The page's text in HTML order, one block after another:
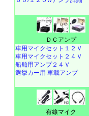
ＤＣアンプ
車用マイクセット１２Ｖ
車用マイクセット２４Ｖ
船舶用アンプ２４Ｖ
選挙カー用 車載アンプ
有線マイク